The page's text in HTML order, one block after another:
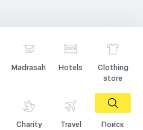
Madrasah Hotels
Clothing
store
Charity
Travel
Поиск